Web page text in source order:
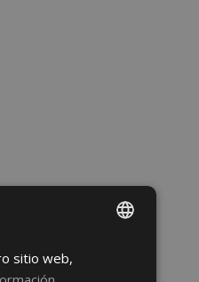
sitio web,